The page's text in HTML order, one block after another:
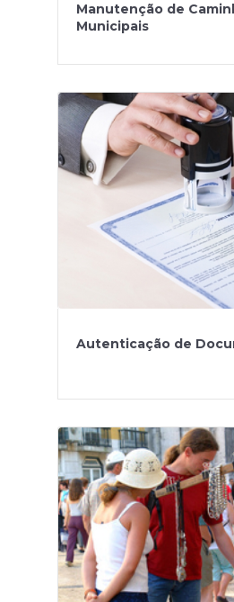
Manutenção de
Municipais
Autenticação de